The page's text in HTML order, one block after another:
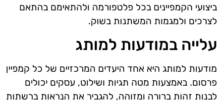
ביצועי הקמפיינים בכל פלטפורמה ולהתאימם בהתאם
לצרכים ולמגמות המשתנות בשוק.
עלייה במודעות למותג
מודעות למותג היא אחד היעדים המרכזיים של כל קמפיין
פרסום. באמצעות מטה תגיות ושילוט, עסקים יכולים
לבנות זהות ברורה ומזוהה, להגביר את הנראות ברשתות